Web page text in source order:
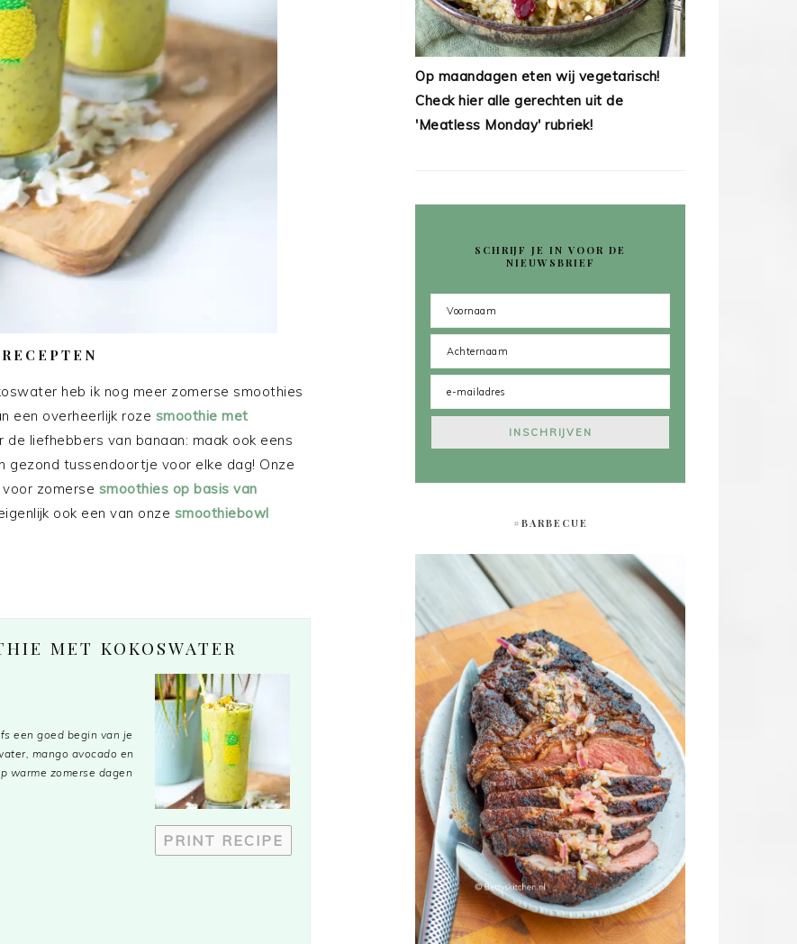
heb ik nog meer zomerse smoothies
een overheerlijk roze smoothie met
de liefhebbers van banaan: maak ook eens
gezond tussendoortje voor elke dag! Onze
zomerse smoothies op basis van
ook een van onze smoothiebowl
MET KOKOSWATER
PRINT RECIPE
een goed begin van je
mango avocado en
warme zomerse dagen
Op maandagen eten wij vegetarisch!
Check hier alle gerechten uit de
'Meatless Monday' rubriek!
SCHRIJF JE IN VOOR DE
NIEUWSBRIEF
#BARBECUE